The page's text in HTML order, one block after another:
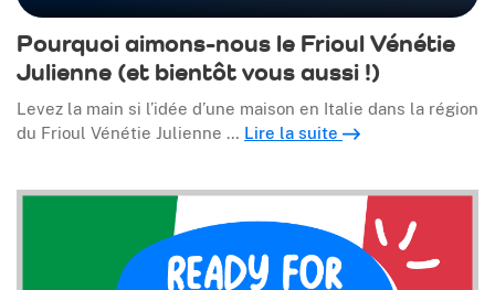
Pourquoi aimons-nous le Frioul Vénétie
Julienne (et bientôt vous aussi !)
Levez la main si l’idée d’une maison en Italie dans la région
du Frioul Vénétie Julienne … Lire la suite